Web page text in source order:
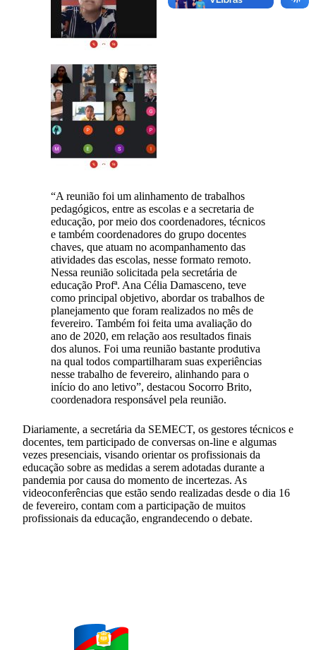
“A reunião foi um alinhamento de trabalhos
pedagógicos, entre as escolas e a secretaria de
educação, por meio dos coordenadores, técnicos
e também coordenadores do grupo docentes
chaves, que atuam no acompanhamento das
atividades das escolas, nesse formato remoto.
Nessa reunião solicitada pela secretária de
educação Profª. Ana Célia Damasceno, teve
como principal objetivo, abordar os trabalhos de
planejamento que foram realizados no mês de
fevereiro. Também foi feita uma avaliação do
ano de 2020, em relação aos resultados finais
dos alunos. Foi uma reunião bastante produtiva
na qual todos compartilharam suas experiências
nesse trabalho de fevereiro, alinhando para o
início do ano letivo”, destacou Socorro Brito,
coordenadora responsável pela reunião.
Diariamente, a secretária da SEMECT, os gestores técnicos e
docentes, tem participado de conversas on-line e algumas
vezes presenciais, visando orientar os profissionais da
educação sobre as medidas a serem adotadas durante a
pandemia por causa do momento de incertezas. As
videoconferências que estão sendo realizadas desde o dia 16
de fevereiro, contam com a participação de muitos
profissionais da educação, engrandecendo o debate.